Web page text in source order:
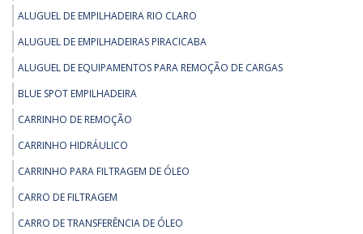
REMOÇÃO - TARTARUGA DE REMOÇAO
ATÉ 200TON
REMOÇÃO - TARTARUGA HIDRÁULICA DE 30 A 60 TON
REMOÇÃO - TRANSPORTADOR DE MOTOR 35 TONELADAS
ALUGUEL DE EMPILHADEIRA RIO CLARO
ALUGUEL DE EMPILHADEIRAS PIRACICABA
ALUGUEL DE EQUIPAMENTOS PARA REMOÇÃO DE CARGAS
BLUE SPOT EMPILHADEIRA
CARRINHO DE REMOÇÃO
CARRINHO HIDRÁULICO
CARRINHO PARA FILTRAGEM DE ÓLEO
CARRO DE FILTRAGEM
CARRO DE TRANSFERÊNCIA DE ÓLEO